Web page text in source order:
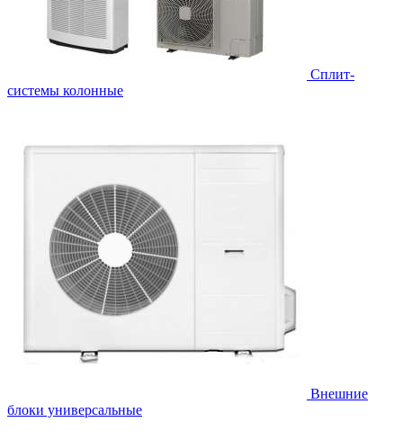
Cплит-
системы колонные
Внешние
блоки универсальные